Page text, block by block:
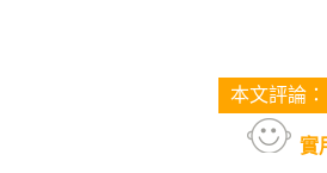
本文評論：
實